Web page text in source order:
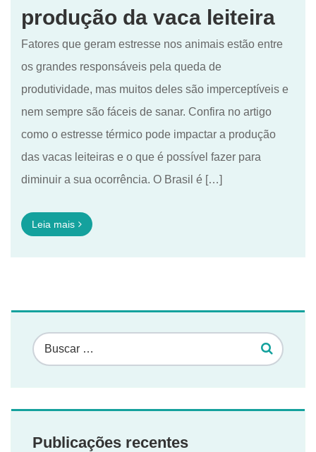
produção da vaca leiteira
Fatores que geram estresse nos animais estão entre
os grandes responsáveis pela queda de
produtividade, mas muitos deles são imperceptíveis e
nem sempre são fáceis de sanar. Confira no artigo
como o estresse térmico pode impactar a produção
das vacas leiteiras e o que é possível fazer para
diminuir a sua ocorrência. O Brasil é […]
Leia mais
Publicações recentes